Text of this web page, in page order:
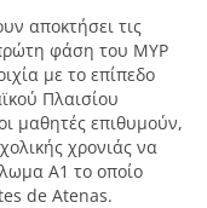
αποκτήσει τις
φάση του MYP
με το επίπεδο
Πλαισίου
μαθητές επιθυμούν,
χρονιάς να
Α1 το οποίο
de Atenas.